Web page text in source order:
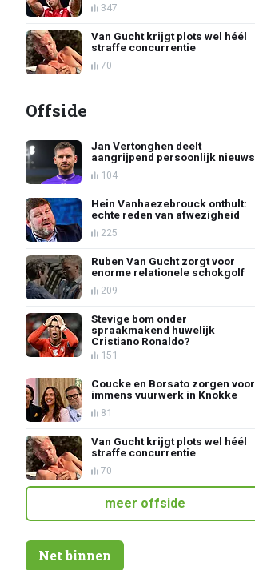
347
Van Gucht krijgt plots wel héél
straffe concurrentie
70
Offside
Jan Vertonghen deelt
aangrijpend persoonlijk nieuws
104
Hein Vanhaezebrouck onthult:
echte reden van afwezigheid
225
Ruben Van Gucht zorgt voor
enorme relationele schokgolf
209
Stevige bom onder
spraakmakend huwelijk
Cristiano Ronaldo?
151
Coucke en Borsato zorgen voor
immens vuurwerk in Knokke
81
Van Gucht krijgt plots wel héél
straffe concurrentie
70
meer offside
Net binnen